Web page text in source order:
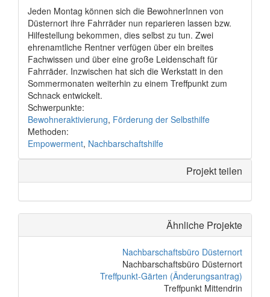
Jeden Montag können sich die BewohnerInnen von
Düsternort ihre Fahrräder nun reparieren lassen bzw.
Hilfestellung bekommen, dies selbst zu tun. Zwei
ehrenamtliche Rentner verfügen über ein breites
Fachwissen und über eine große Leidenschaft für
Fahrräder. Inzwischen hat sich die Werkstatt in den
Sommermonaten weiterhin zu einem Treffpunkt zum
Schnack entwickelt.
Schwerpunkte:
Bewohneraktivierung, Förderung der Selbsthilfe
Methoden:
Empowerment, Nachbarschaftshilfe
Projekt teilen
Ähnliche Projekte
Nachbarschaftsbüro Düsternort
Nachbarschaftsbüro Düsternort
Treffpunkt-Gärten (Änderungsantrag)
Treffpunkt Mittendrin